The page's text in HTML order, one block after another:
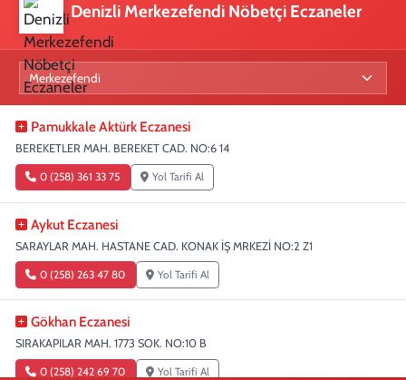
Denizli Merkezefendi Nöbetçi Eczaneler
Pamukkale Aktürk Eczanesi
BEREKETLER MAH. BEREKET CAD. NO:6 14
0 (258) 361 33 75 Yol Tarifi Al
Aykut Eczanesi
SARAYLAR MAH. HASTANE CAD. KONAK İŞ MRKEZİ NO:2 Z1
0 (258) 263 47 80 Yol Tarifi Al
Gökhan Eczanesi
SIRAKAPILAR MAH. 1773 SOK. NO:10 B
0 (258) 242 69 70 Yol Tarifi Al